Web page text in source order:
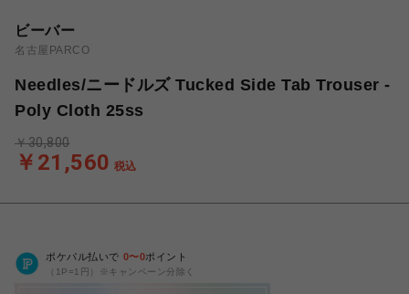
ビーバー
名古屋PARCO
Needles/ニードルズ Tucked Side Tab Trouser -
Poly Cloth 25ss
￥21,560 税込
￥30,800
ポケパル払いで 0〜0ポイント
（1P=1円）※キャンペーン分除く